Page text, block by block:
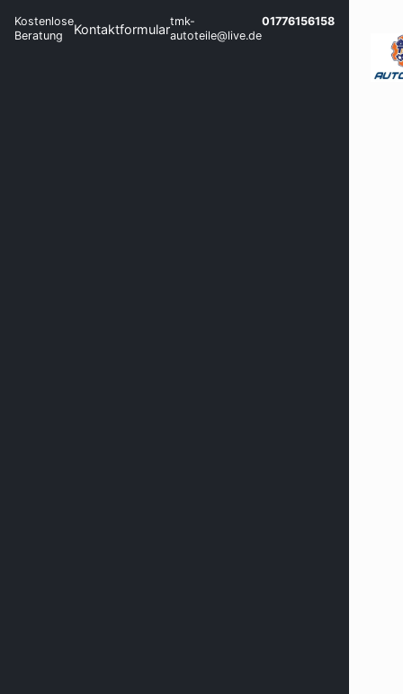
Kostenlose
Beratung
Kontaktformulartmk-
autoteile@live.de
01776156158